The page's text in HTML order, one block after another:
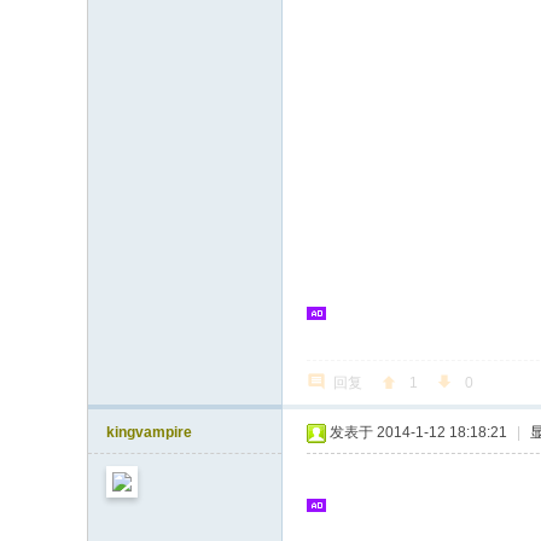
回复 1 0
kingvampire 发表于 2014-1-12 18:18:21